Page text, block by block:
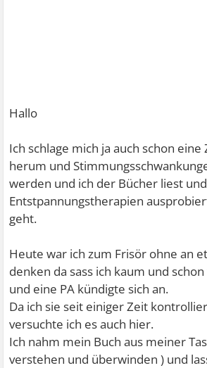
Hallo
Ich schlage mich ja auch schon eine
herum und
werden und ich der Bücher liest und
Entstpannungstherapien
geht.
Heute war ich zum Frisör ohne an
denken da sass ich kaum und
und eine PA kündigte sich an.
Da ich sie seit einiger Zeit
versuchte ich es auch hier.
Ich nahm mein Buch aus meiner
verstehen und überwinden ) und